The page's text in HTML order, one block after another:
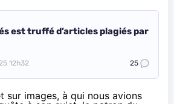
est truffé d’articles plagiés par
12h32 25
sur images, à qui nous avions